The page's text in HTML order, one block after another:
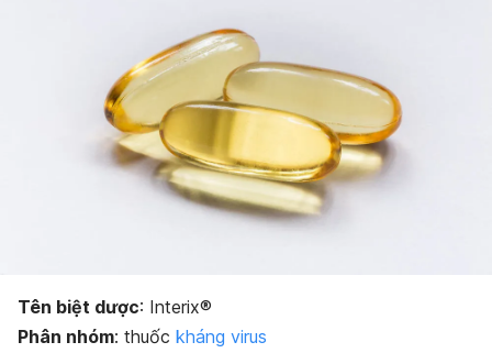
Tên biệt dược: Interix®
Phân nhóm: thuốc kháng virus